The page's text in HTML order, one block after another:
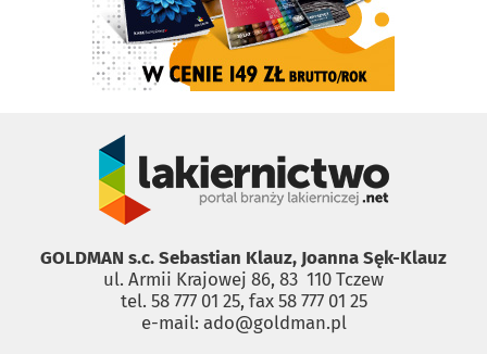
GOLDMAN s.c. Sebastian Klauz, Joanna Sęk-Klauz
ul. Armii Krajowej 86, 83 ­ 110 Tczew
tel. 58 777 01 25, fax 58 777 01 25
e-mail: ado@goldman.pl